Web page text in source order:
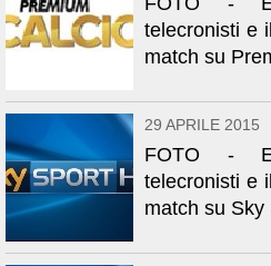
telecronisti e
match su
29 APRILE 2015
FOTO -
telecronisti e
match su Sky